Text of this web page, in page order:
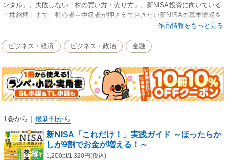
ンタル」、失敗しない「株の買い方・売り方」、新NISA投資に向いている
「株銘柄」まで、初心者～中級者が押さえておきたい新NISAの基本情報を
完全網羅！ 株で資産を１億円近くまで増やしたサラリーマン投資家の長
※この商品は固定レイアウトで作成されており、タブレットなど大きいデ
ライトや検索、辞書の参照、引用などの機能が使用できません。
作品情報をもっと見る
ビジネス・経済 ビジネス・政治 金融
1巻から ｜ 最新刊から
新NISA「これだけ！」実践ガイド ～ほったらか
しが9割でお金が増える！～
1,200pt/1,320円(税込)